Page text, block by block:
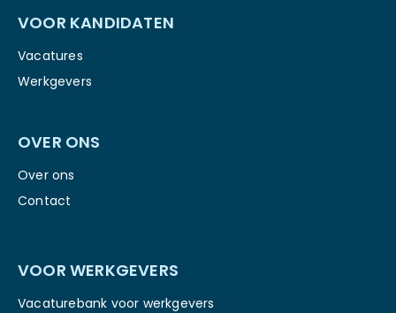
VOOR KANDIDATEN
Vacatures
Werkgevers
OVER ONS
Over ons
Contact
VOOR WERKGEVERS
Vacaturebank voor werkgevers